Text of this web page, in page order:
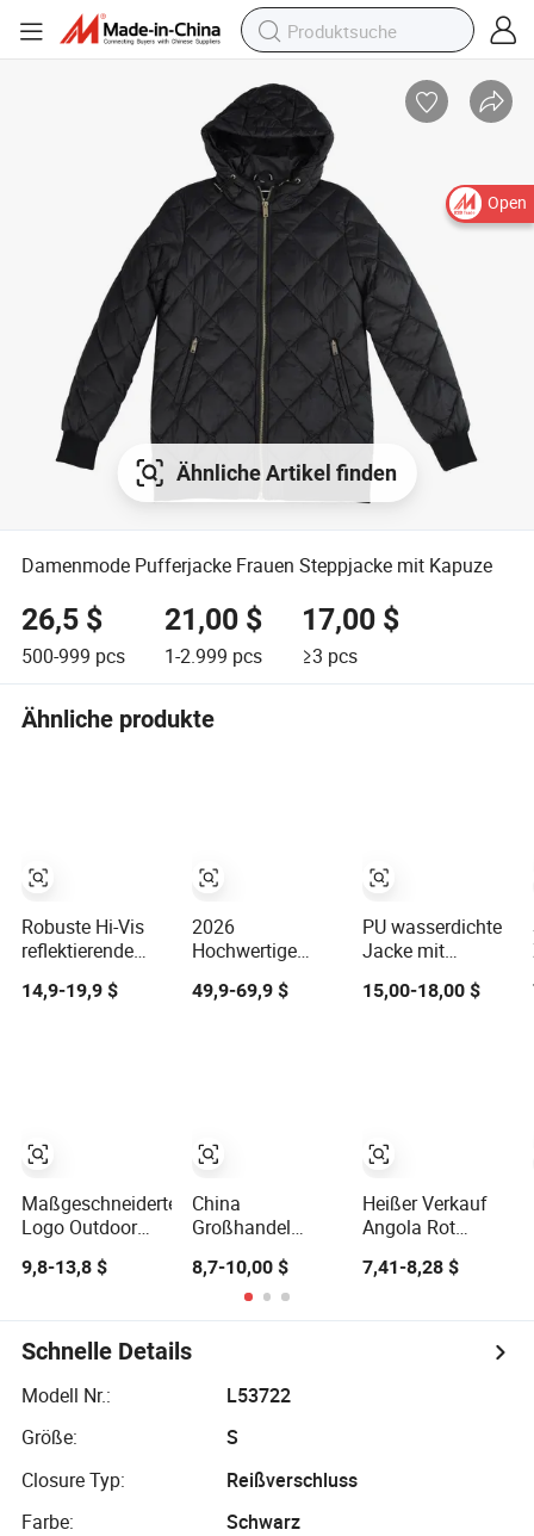
Open
Ähnliche Artikel finden
Damenmode Pufferjacke Frauen Steppjacke mit Kapuze
26,5 $
500-999 pcs
21,00 $
1-2.999 pcs
17,00 $
≥3 pcs
Ähnliche produkte
Robuste Hi-Vis
reflektierende
Arbeitsjacke -
wasserdicht und
14,9-19,9 $
Maßgeschneiderte
Logo Outdoor
Softshell Nicht-
Winddicht
Windjacke
Winterjacke
9,8-13,8 $
2026
Hochwertige
Skijacke für
Damen 3XL
Professionelle
Winterweite
Schneebekleidung
49,9-69,9 $
China
Großhandel
Herren
Camouflage
Fleece Jacke,
8,7-10,00 $
PU wasserdichte
Jacke mit
reflektierendem
Streifen,
Regenbekleidung
15,00-18,00 $
Heißer Verkauf
Angola Rot
Lederjacke
7,41-8,28 $
Schnelle Details
Modell Nr.:
L53722
Größe:
S
Closure Typ:
Reißverschluss
Farbe:
Schwarz